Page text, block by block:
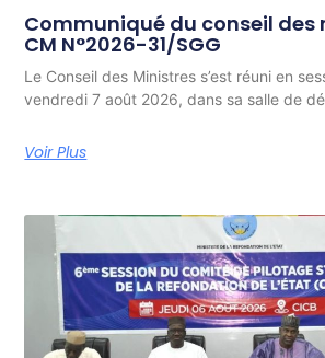
Communiqué du conseil des
CM N°2026-31/SGG
Le Conseil des Ministres s’est réuni en
vendredi 7 août 2026, dans sa salle de
Voir Plus